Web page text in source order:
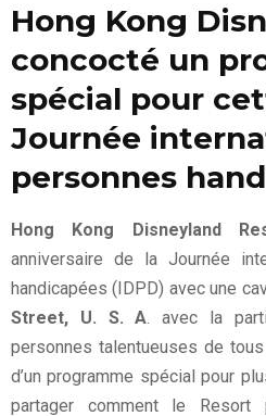
Hong Kong
concocté un
spécial pour
Journée
personnes
Hong Kong Disneyland
anniversaire de la Journée
handicapées (IDPD) avec une
Street, U. S. A . avec la
personnes talentueuses de
d’un programme spécial pour
partager comment le Resort